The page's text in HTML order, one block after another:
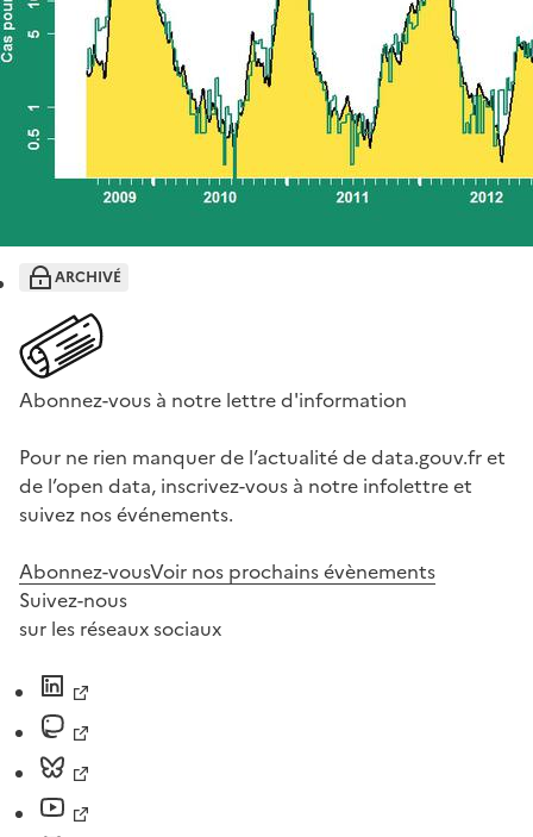
ARCHIVÉ
Abonnez-vous à notre lettre d'information
Pour ne rien manquer de l’actualité de data.gouv.fr et
de l’open data, inscrivez-vous à notre infolettre et
suivez nos événements.
Abonnez-vousVoir nos prochains évènements
Suivez-nous
sur les réseaux sociaux